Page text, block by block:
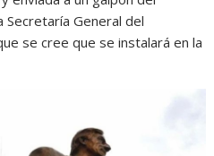
Secretaría General del
se cree que se instalará en la